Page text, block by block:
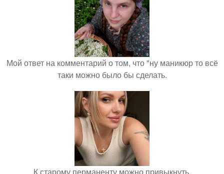
Мой ответ на комментарий о том, что "ну маникюр то всё
таки можно было бы сделать.